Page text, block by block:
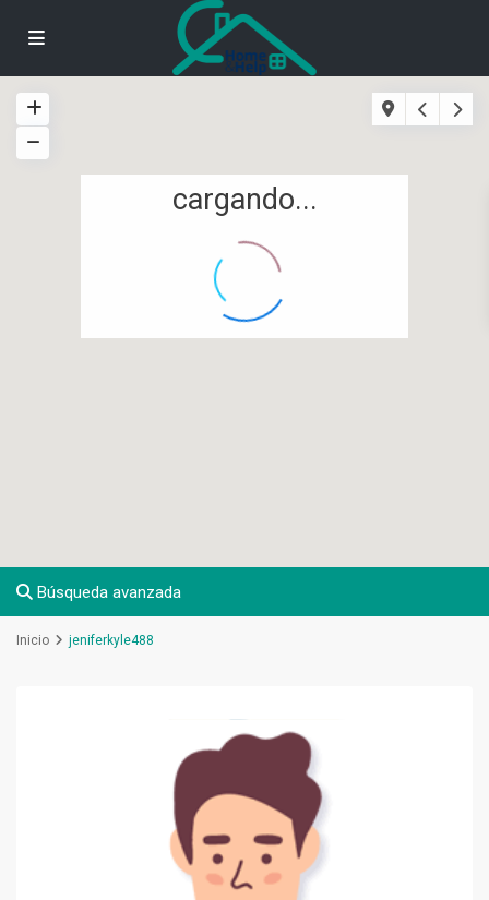
cargando...
Búsqueda avanzada
Inicio jeniferkyle488